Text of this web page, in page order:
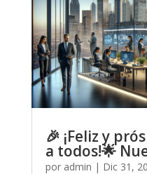
🎉 ¡Feliz y
a todos!🌟
por admin | Dic 31,